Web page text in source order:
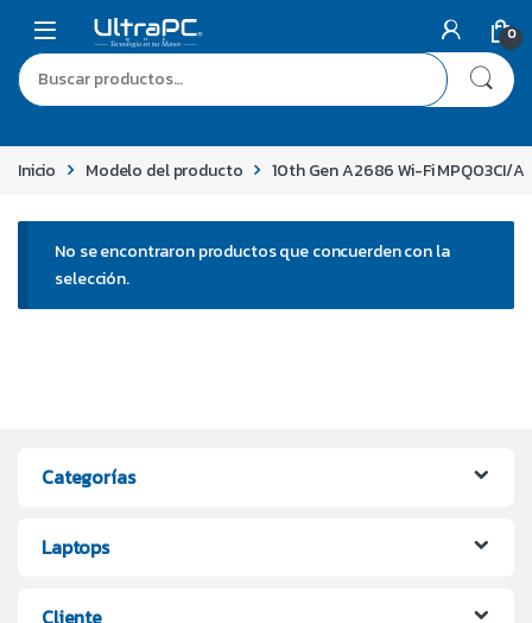
0
Inicio Modelo del producto 10th Gen A2686 Wi-Fi MPQ03CI/A
No se encontraron productos que concuerden con la
selección.
Categorías
Laptops
Cliente